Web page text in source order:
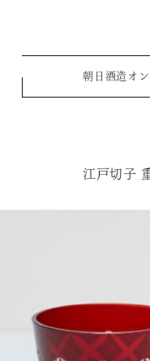
朝日酒造オ
江戸切子